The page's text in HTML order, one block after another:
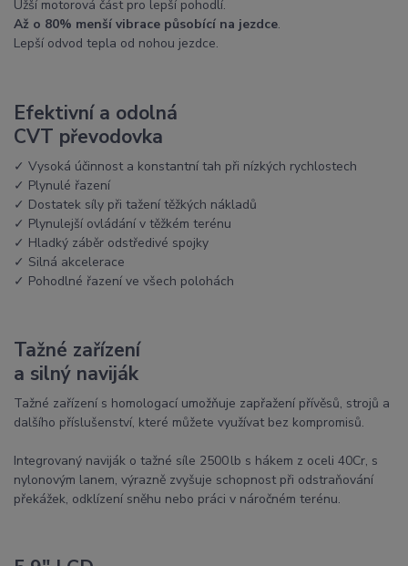
Užší motorová část pro lepší pohodlí.
Až o 80% menší vibrace působící na jezdce.
Lepší odvod tepla od nohou jezdce.
Efektivní a odolná
CVT převodovka
✓ Vysoká účinnost a konstantní tah při nízkých rychlostech
✓ Plynulé řazení
✓ Dostatek síly při tažení těžkých nákladů
✓ Plynulejší ovládání v těžkém terénu
✓ Hladký záběr odstředivé spojky
✓ Silná akcelerace
✓ Pohodlné řazení ve všech polohách
Tažné zařízení
a silný naviják
Tažné zařízení s homologací umožňuje zapřažení přívěsů, strojů a
dalšího příslušenství, které můžete využívat bez kompromisů.
Integrovaný naviják o tažné síle 2500 lb s hákem z oceli 40Cr, s
nylonovým lanem, výrazně zvyšuje schopnost při odstraňování
překážek, odklízení sněhu nebo práci v náročném terénu.